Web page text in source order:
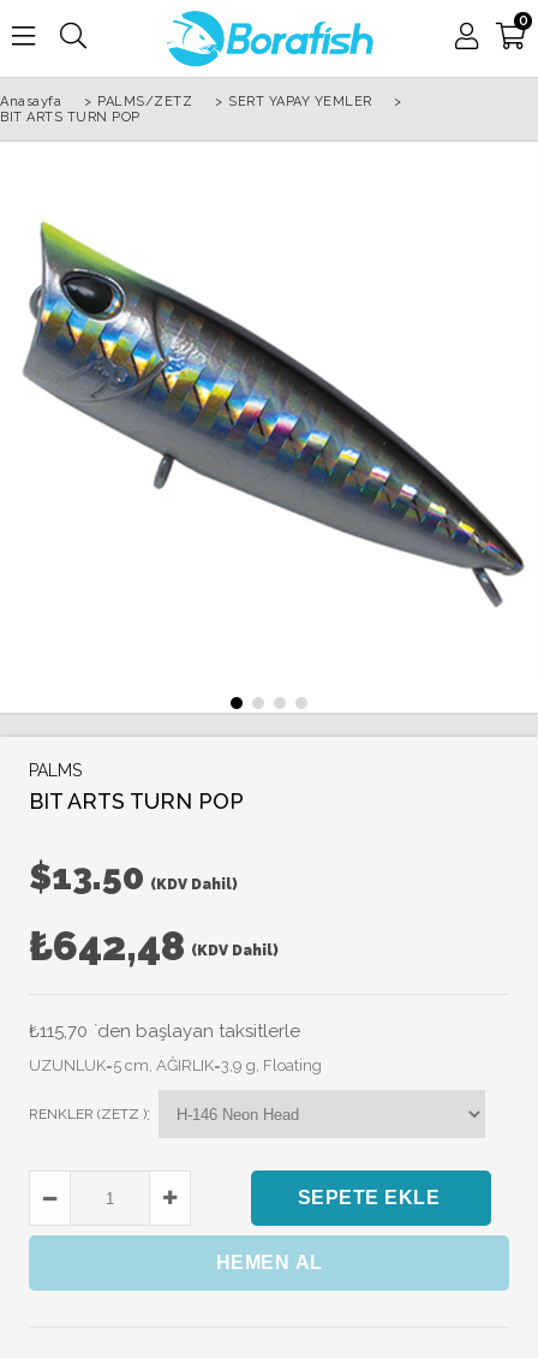
0
Anasayfa > PALMS/ZETZ > SERT YAPAY YEMLER
>
BIT ARTS TURN POP
PALMS
BIT ARTS TURN POP
$13.50 (KDV Dahil)
₺642,48 (KDV Dahil)
₺115,70 `den başlayan taksitlerle
UZUNLUK=5 cm, AĞIRLIK=3,9 g, Floating
RENKLER (ZETZ ):